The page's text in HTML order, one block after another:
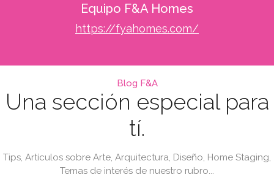
Equipo F&A Homes
https://fyahomes.com/
Blog F&A
Una sección especial para
tí.
Tips, Artículos sobre Arte, Arquitectura, Diseño, Home Staging,
Temas de interés de nuestro rubro...